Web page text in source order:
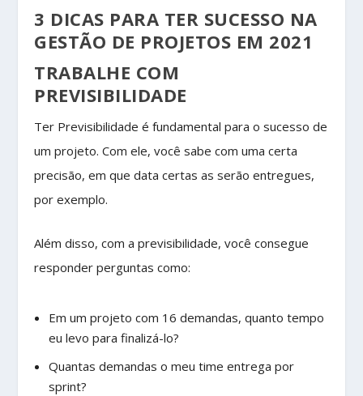
3 DICAS PARA TER SUCESSO NA
GESTÃO DE PROJETOS EM 2021
TRABALHE COM
PREVISIBILIDADE
Ter Previsibilidade é fundamental para o sucesso de
um projeto. Com ele, você sabe com uma certa
precisão, em que data certas as serão entregues,
por exemplo.
Além disso, com a previsibilidade, você consegue
responder perguntas como:
Em um projeto com 16 demandas, quanto tempo
eu levo para finalizá-lo?
Quantas demandas o meu time entrega por
sprint?